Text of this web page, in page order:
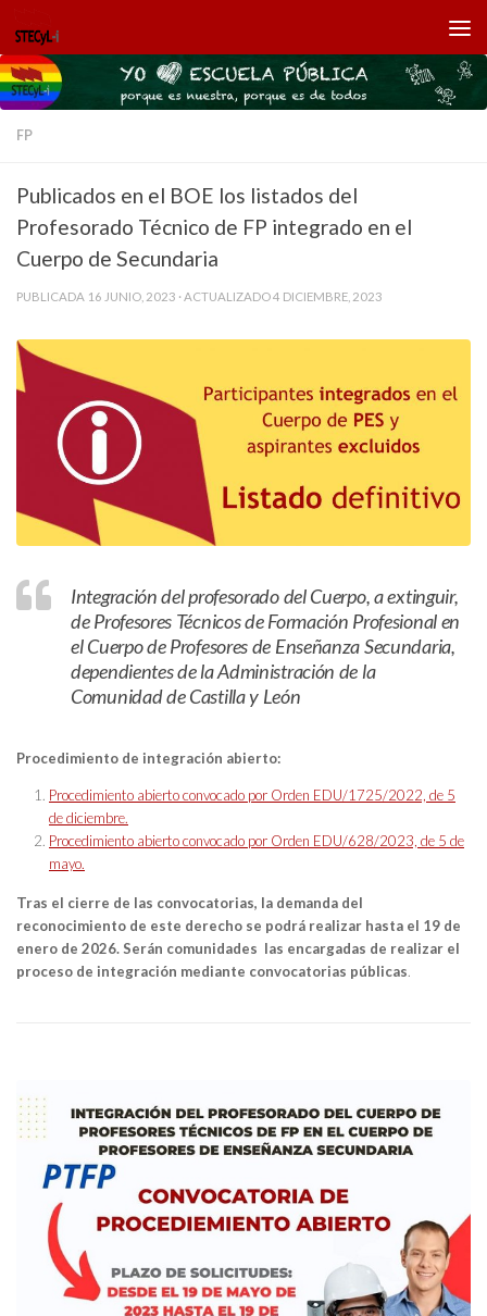
Saltar al contenido
FP
Publicados en el BOE los listados del
Profesorado Técnico de FP integrado en el
Cuerpo de Secundaria
PUBLICADA 16 JUNIO, 2023 · ACTUALIZADO4 DICIEMBRE, 2023
Integración del profesorado del Cuerpo, a extinguir,
de Profesores Técnicos de Formación Profesional en
el Cuerpo de Profesores de Enseñanza Secundaria,
dependientes de la Administración de la
Comunidad de Castilla y León
Procedimiento de integración abierto:
Procedimiento abierto convocado por Orden EDU/1725/2022, de 5
de diciembre.
Procedimiento abierto convocado por Orden EDU/628/2023, de 5 de
mayo.
Tras el cierre de las convocatorias, la demanda del
reconocimiento de este derecho se podrá realizar hasta el 19 de
enero de 2026. Serán comunidades las encargadas de realizar el
proceso de integración mediante convocatorias públicas.